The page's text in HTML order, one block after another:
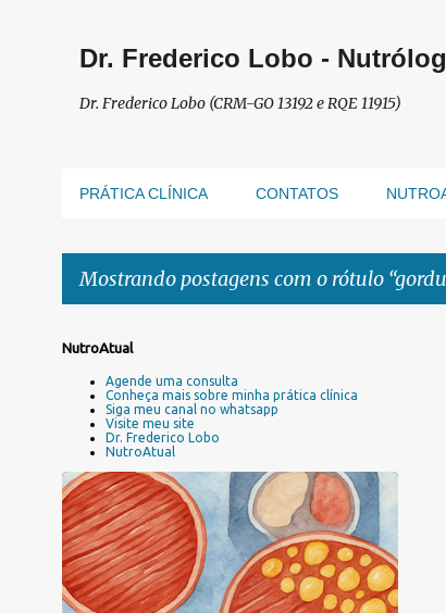
Dr. Frederico Lobo -
Dr. Frederico Lobo (CRM-GO 13192 e RQE 11915)
PRÁTICA CLÍNICA CONTATOS
Mostrando postagens com o rótulo
P
e
n
s
NutroAtual
Agende uma consulta
Conheça mais sobre minha prática clínica
Siga meu canal no whatsapp
Visite meu site
Dr. Frederico Lobo
NutroAtual
DIABETES MELLITUS TIPO 2 DM2 +